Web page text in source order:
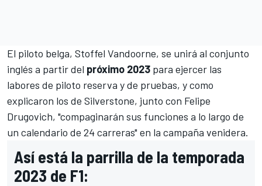
El piloto belga, Stoffel Vandoorne, se unirá al conjunto
inglés a partir del próximo 2023 para ejercer las
labores de piloto reserva y de pruebas, y como
explicaron los de Silverstone, junto con Felipe
Drugovich, "compaginarán sus funciones a lo largo de
un calendario de 24 carreras" en la campaña venidera.
Así está la parrilla de la temporada
2023 de F1: